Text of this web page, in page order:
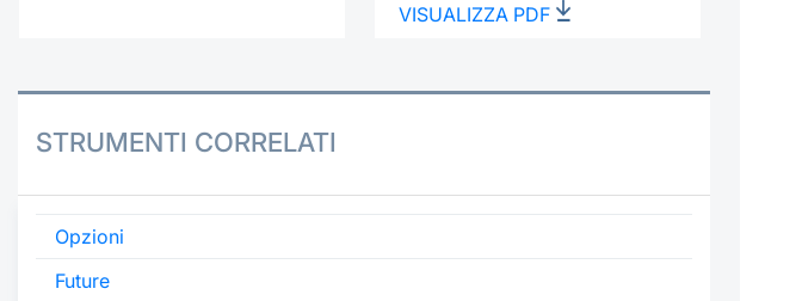
VISUALIZZA PDF
STRUMENTI CORRELATI
Opzioni
Future